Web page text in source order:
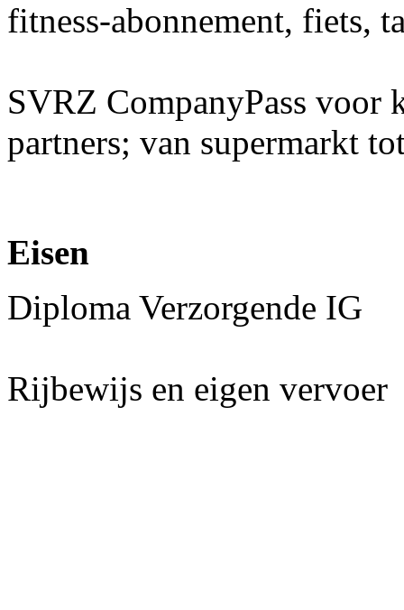
fitness-abonnement, fiets,
SVRZ CompanyPass voor
partners; van supermarkt
Eisen
Diploma Verzorgende IG
Rijbewijs en eigen vervoer